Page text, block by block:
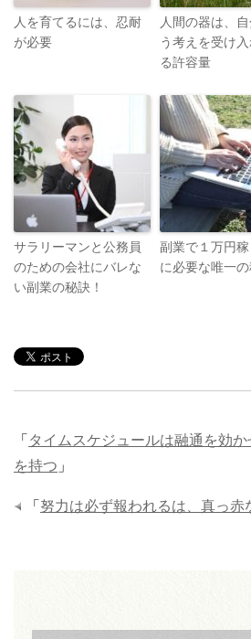
人を育てるには、忍耐
が必要
人間の器は、
う考えを受け
る許容量
サラリーマンと公務員
のための会社にバレな
い副業の秘訣！
副業で１万円
に必要な唯一
「 タイムスケジュールは融通を効か
を持つ 」
「 努力は必ず報われるは、真っ赤